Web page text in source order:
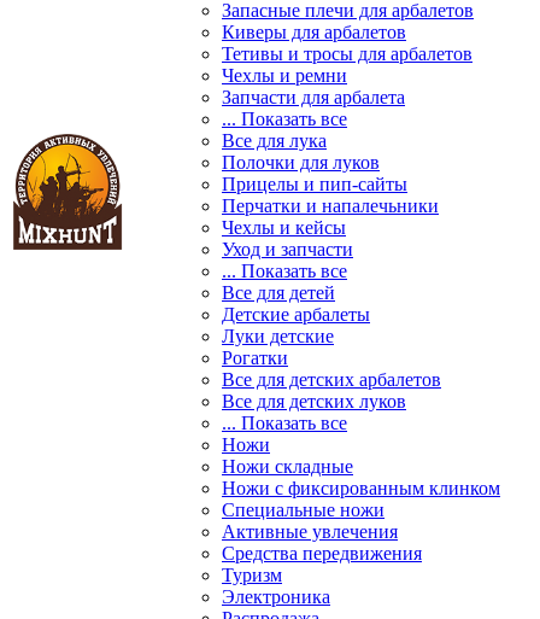
Запасные плечи для арбалетов
Киверы для арбалетов
Тетивы и тросы для арбалетов
Чехлы и ремни
Запчасти для арбалета
... Показать все
Все для лука
Полочки для луков
Прицелы и пип-сайты
Перчатки и напалечьники
Чехлы и кейсы
Уход и запчасти
... Показать все
Все для детей
Детские арбалеты
Луки детские
Рогатки
Все для детских арбалетов
Все для детских луков
... Показать все
Ножи
Ножи складные
Ножи с фиксированным клинком
Специальные ножи
Активные увлечения
Средства передвижения
Туризм
Электроника